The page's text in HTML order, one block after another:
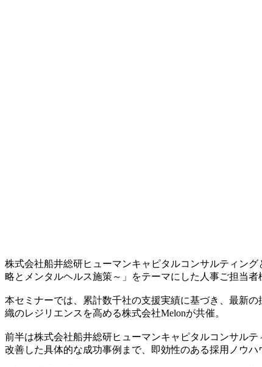
株式会社船井総研ヒューマンキャピタルコンサルティン
略とメンタルヘルス施策～」をテーマにした人事ご担当
本セミナーでは、累計数千社の支援実績に基づき、最新
織のレジリエンスを高める株式会社Melonが共催。
前半は株式会社船井総研ヒューマンキャピタルコンサル
改善した具体的な成功事例まで、即効性のある採用ノウハ